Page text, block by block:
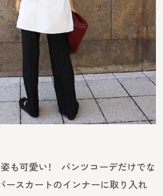
も可愛い！ パンツコーデだけでな
ースカートのインナーに取り入れ